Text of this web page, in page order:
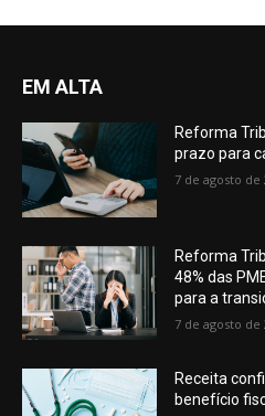
EM ALTA
Reforma
prazo para
7 de agosto de
Reforma
48% das
para a
7 de agosto de
Receita
benefício